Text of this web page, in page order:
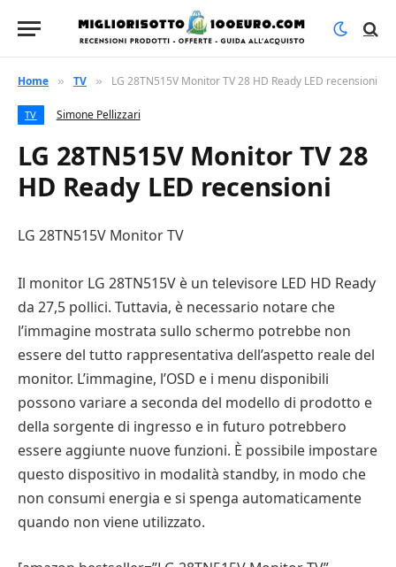
Home » TV » LG 28TN515V Monitor TV 28 HD Ready LED recensioni
TV Simone Pellizzari
LG 28TN515V Monitor TV 28
HD Ready LED recensioni
LG 28TN515V Monitor TV
Il monitor LG 28TN515V è un televisore LED HD Ready
da 27,5 pollici. Tuttavia, è necessario notare che
l’immagine mostrata sullo schermo potrebbe non
essere del tutto rappresentativa dell’aspetto reale del
monitor. L’immagine, l’OSD e i menu disponibili
possono variare a seconda del modello di prodotto e
della sorgente di ingresso e in futuro potrebbero
essere aggiunte nuove funzioni. È possibile impostare
questo dispositivo in modalità standby, in modo che
non consumi energia e si spenga automaticamente
quando non viene utilizzato.